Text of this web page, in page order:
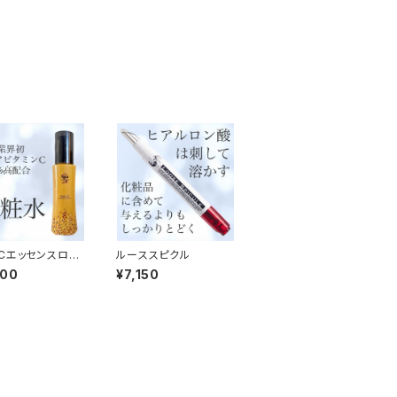
エッセンスロー ルーススピクル
¥7,150